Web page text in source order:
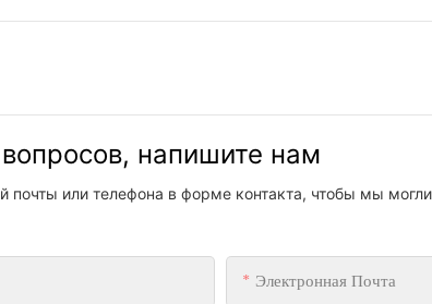
напишите нам
почты или телефона в форме контакта, чтобы мы
Электронная Почта